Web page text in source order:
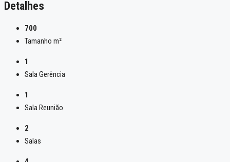
Detalhes
700
Tamanho m²
1
Sala Gerência
1
Sala Reunião
2
Salas